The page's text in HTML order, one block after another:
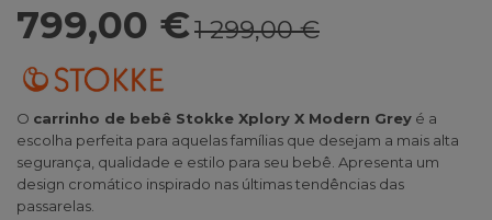
799,00 €1 299,00 €
O carrinho de bebê Stokke Xplory X Modern Grey é a
escolha perfeita para aquelas famílias que desejam a mais alta
segurança, qualidade e estilo para seu bebê. Apresenta um
design cromático inspirado nas últimas tendências das
passarelas.